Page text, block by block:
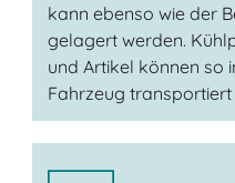
kann ebenso wie der
gelagert werden.
und Artikel können so
Fahrzeug transportiert